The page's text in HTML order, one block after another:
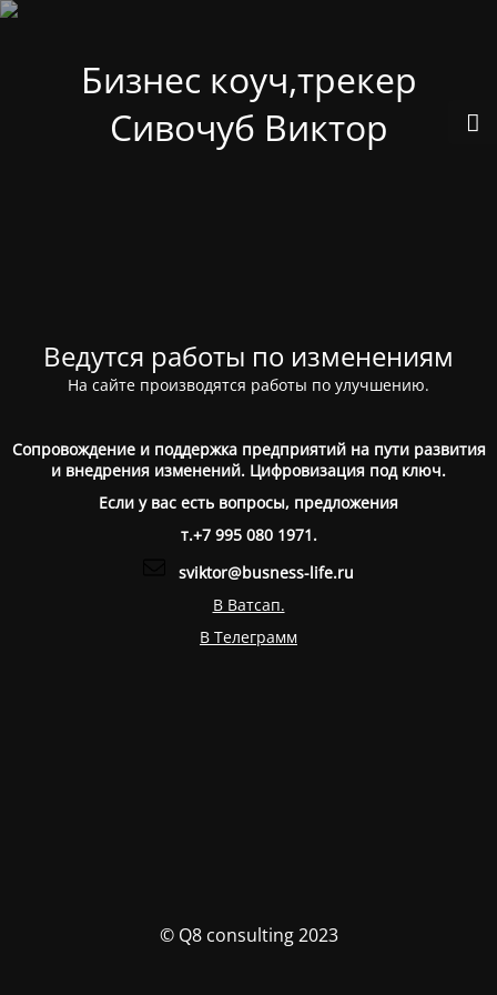
Бизнес коуч,трекер
Сивочуб Виктор
Ведутся работы по изменениям
На сайте производятся работы по улучшению.
Сопровождение и поддержка предприятий на пути развития
и внедрения изменений. Цифровизация под ключ.
Если у вас есть вопросы, предложения
т.+7 995 080 1971.
sviktor@busness-life.ru
В Ватсап.
В Телеграмм
© Q8 consulting 2023